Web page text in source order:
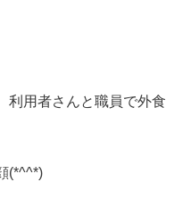
利用者さんと職員で外食
(*^^*)